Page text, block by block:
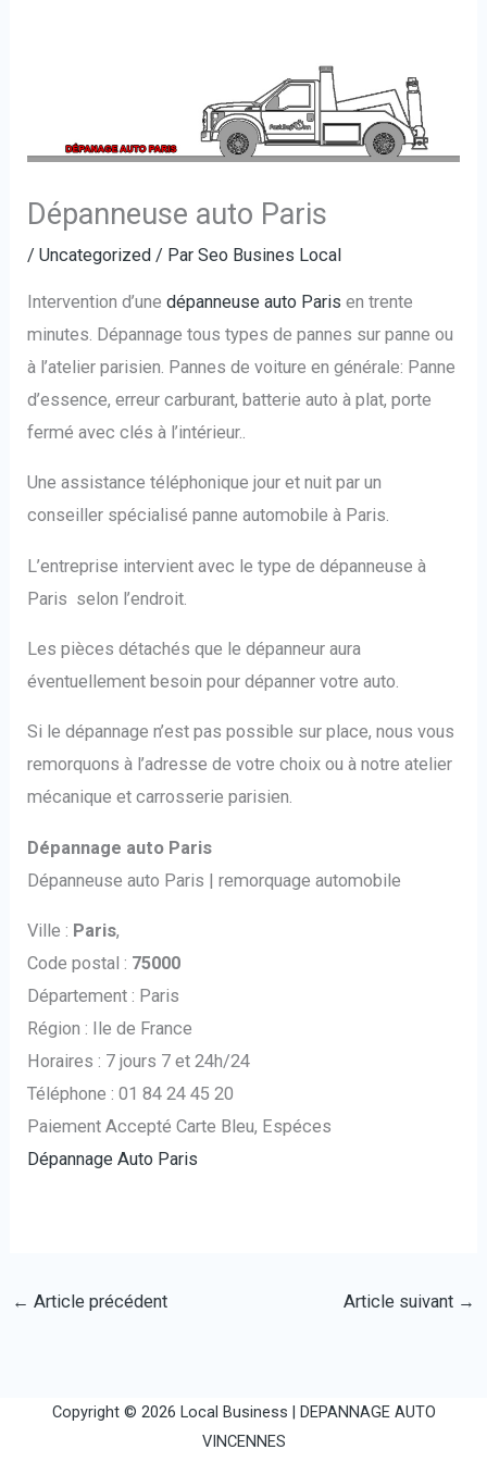
Dépanneuse auto Paris
/Uncategorized / ParSeo Busines Local
Intervention d’unedépanneuse auto Paris en trente
minutes. Dépannage tous types de pannes sur panne ou
à l’atelier parisien. Pannes de voiture en générale: Panne
d’essence, erreur carburant, batterie auto à plat, porte
fermé avec clés à l’intérieur..
Une assistance téléphonique jour et nuit par un
conseiller spécialisé panne automobile à Paris.
L’entreprise intervient avec le type de dépanneuse à
Paris selon l’endroit.
Les pièces détachés que le dépanneur aura
éventuellement besoin pour dépanner votre auto.
Si le dépannage n’est pas possible sur place, nous vous
remorquons à l’adresse de votre choix ou à notre atelier
mécanique et carrosserie parisien.
Dépannage auto Paris
Dépanneuse auto Paris | remorquage automobile
Ville : Paris,
Code postal : 75000
Département : Paris
Région : Ile de France
Horaires : 7 jours 7 et 24h/24
Téléphone : 01 84 24 45 20
Paiement Accepté Carte Bleu, Espéces
Dépannage Auto Paris
← Article précédent Article suivant →
Copyright © 2026 Local Business | DEPANNAGE AUTO
VINCENNES